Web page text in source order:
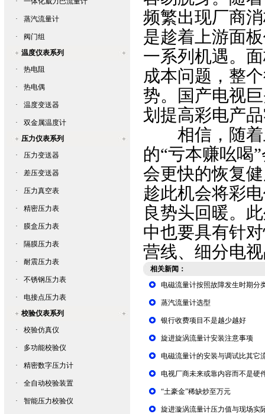
· 蒸汽流量计
·
阀门组
温度仪表系列
·
热电阻
· 热电偶
· 温度变送器
·
双金属温度计
压力仪表系列
·
压力变送器
· 差压变送器
· 压力真空表
· 精密压力表
· 膜盒压力表
· 隔膜压力表
· 耐震压力表
· 不锈钢压力表
·
电接点压力表
校验仪表系列
·
校验仿真仪
· 多功能校验仪
· 精密数字压力计
· 全自动校验装置
· 智能压力校验仪
频繁出现厂商
是趁着上游面
一系列机遇。
成本问题，整
势。国产电视
划提高彩电产
相信，随着
的“亏本赚吆喝
会更快的恢复
趁此机会将彩
良势头回暖。
中也要具有针
营线、细分电
相关新闻：
电磁流量计按照故障发生时期分
蒸汽流量计选型
银行收费项目不是越少越好
旋进旋涡流量计安装注意事项
电磁流量计的安装与调试比其它
电视厂商未来或靠内容而不是硬
“土豪金”稀缺炒至万元
旋进漩涡流量计压力值与现场实